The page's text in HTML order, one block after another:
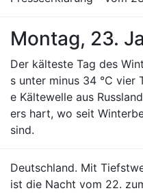
Montag, 23.
Der kälteste Tag des
s unter minus 34 °C vier
e Kältewelle aus
ers hart, wo seit
sind.
Deutschland. Mit
ist die Nacht vom 22.